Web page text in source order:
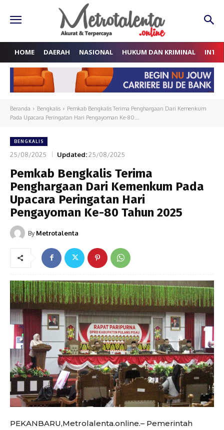
HOME DAERAH NASIONAL HUKUM DAN KRIMINAL
Beranda Bengkalis
Pemkab Bengkalis Terima Penghargaan Dari Kemenkum
Pada Upacara Peringatan Hari Pengayoman Ke-80...
BENGKALIS
25/08/2025 Updated:25/08/2025
Pemkab Bengkalis Terima
Penghargaan Dari Kemenkum Pada
Upacara Peringatan Hari
Pengayoman Ke-80 Tahun 2025
By Metrotalenta
PEKANBARU,Metrolalenta.online.– Pemerintah